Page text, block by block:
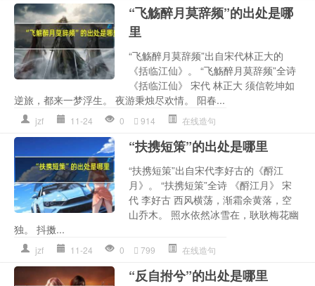
“飞觞醉月莫辞频”的出处是哪
里
“飞觞醉月莫辞频”出自宋代林正大的
《括临江仙》。 “飞觞醉月莫辞频”全诗
《括临江仙》 宋代 林正大 须信乾坤如
逆旅，都来一梦浮生。 夜游秉烛尽欢情。 阳春...
jzf 11-24 0 914 在线造句
“扶携短策”的出处是哪里
“扶携短策”出自宋代李好古的《酹江
月》。 “扶携短策”全诗 《酹江月》 宋
代 李好古 西风横荡，渐霜余黄落，空
山乔木。 照水依然冰雪在，耿耿梅花幽
独。 抖擞...
jzf 11-24 0 799 在线造句
“反自拊兮”的出处是哪里